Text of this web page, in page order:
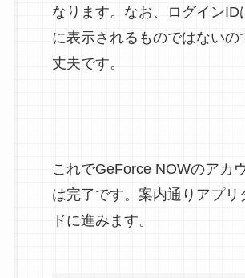
なります。なお、ログインID
に表示されるものではないの
丈夫です。
これでGeForce NOWのアカ
は完了です。案内通りアプリ
ドに進みます。